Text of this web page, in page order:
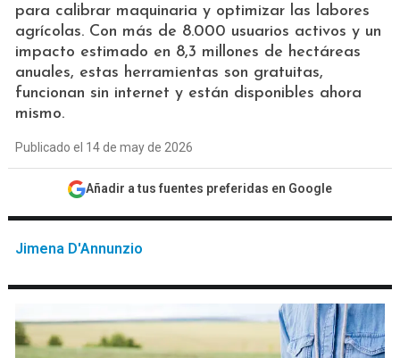
para calibrar maquinaria y optimizar las labores
agrícolas. Con más de 8.000 usuarios activos y un
impacto estimado en 8,3 millones de hectáreas
anuales, estas herramientas son gratuitas,
funcionan sin internet y están disponibles ahora
mismo.
Publicado el 14 de may de 2026
Añadir a tus fuentes preferidas en Google
Jimena D'Annunzio